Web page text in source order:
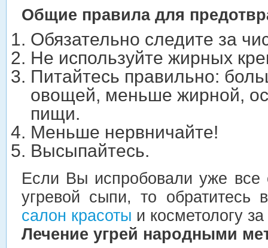
Общие правила для
Обязательно следите за
Не используйте жирных
Питайтесь правильно:
овощей, меньше жирной,
пищи.
Меньше нервничайте!
Высыпайтесь.
Если Вы испробовали уже все
угревой сыпи, то обратитесь
салон красоты и косметологу
Лечение угрей народными